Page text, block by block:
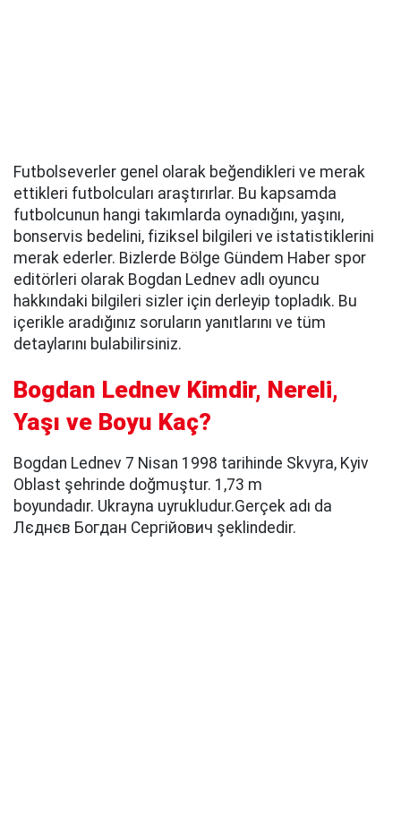
Futbolseverler genel olarak beğendikleri ve merak
ettikleri futbolcuları araştırırlar. Bu kapsamda
futbolcunun hangi takımlarda oynadığını, yaşını,
bonservis bedelini, fiziksel bilgileri ve istatistiklerini
merak ederler. Bizlerde Bölge Gündem Haber spor
editörleri olarak Bogdan Lednev adlı oyuncu
hakkındaki bilgileri sizler için derleyip topladık. Bu
içerikle aradığınız soruların yanıtlarını ve tüm
detaylarını bulabilirsiniz.
Bogdan Lednev Kimdir, Nereli,
Yaşı ve Boyu Kaç?
Bogdan Lednev 7 Nisan 1998 tarihinde Skvyra, Kyiv
Oblast şehrinde doğmuştur. 1,73 m
boyundadır. Ukrayna uyrukludur.Gerçek adı da
Лєднєв Богдан Сергійович şeklindedir.